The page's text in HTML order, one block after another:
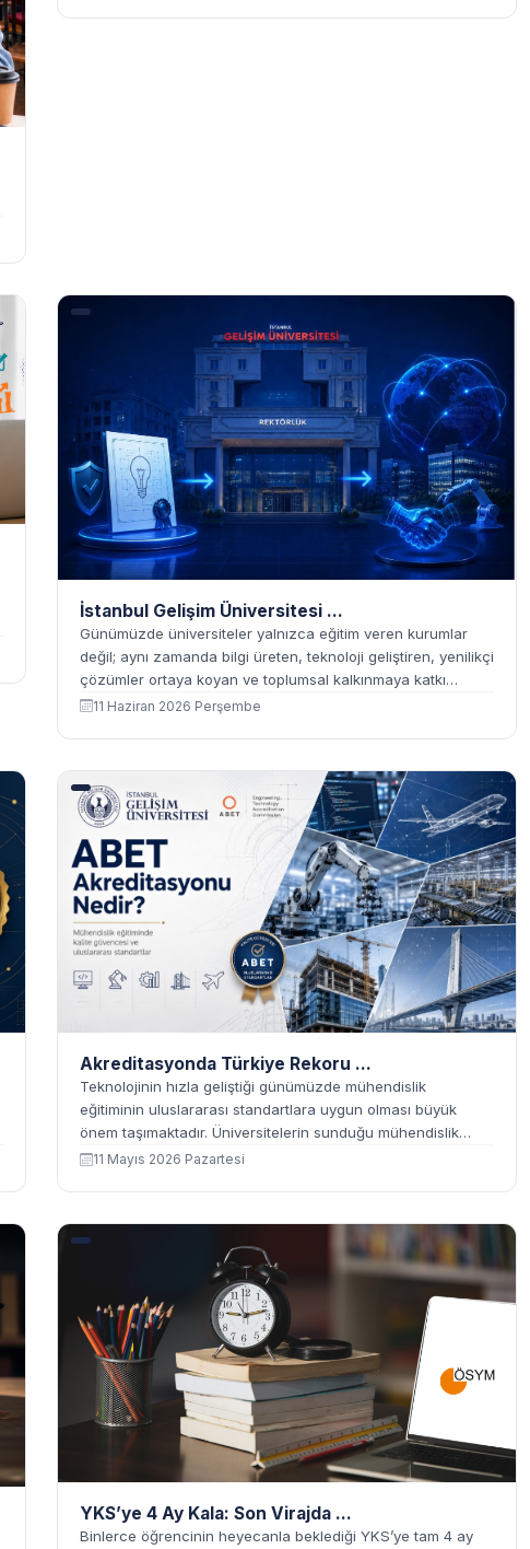
İstanbul Gelişim Üniversitesi ...
Günümüzde üniversiteler yalnızca eğitim veren kurumlar
değil; aynı zamanda bilgi üreten, teknoloji geliştiren, yenilikçi
çözümler ortaya koyan ve toplumsal kalkınmaya katkı
sağlayan stratejik merkezler olarak değerlendirilmektedir.
11 Haziran 2026 Perşembe
Akreditasyonda Türkiye Rekoru ...
Teknolojinin hızla geliştiği günümüzde mühendislik
eğitiminin uluslararası standartlara uygun olması büyük
önem taşımaktadır. Üniversitelerin sunduğu mühendislik
programlarının kalitesi, yalnızca akademik başarı açısından
11 Mayıs 2026 Pazartesi
YKS’ye 4 Ay Kala: Son Virajda ...
Binlerce öğrencinin heyecanla beklediği YKS’ye tam 4 ay